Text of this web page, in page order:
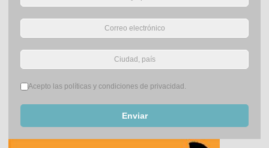
Términos del servicio*
Acepto las políticas y condiciones de privacidad.
Enviar